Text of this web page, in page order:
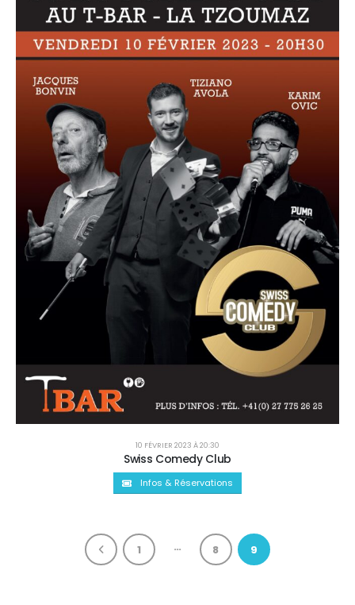
10 FÉVRIER 2023 À 20:30
Swiss Comedy Club
Infos & Réservations
1 … 8 9